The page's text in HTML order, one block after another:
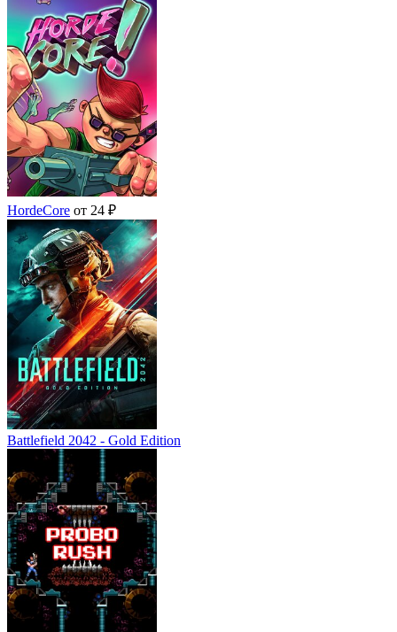
HordeCore от 24 ₽
Battlefield 2042 - Gold Edition